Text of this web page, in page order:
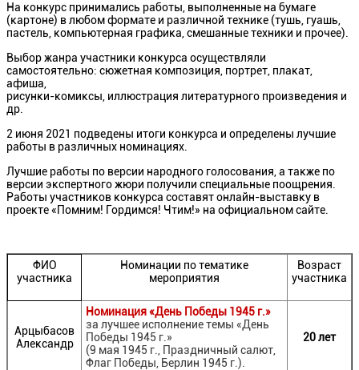
На конкурс принимались работы, выполненные на бумаге
(картоне) в любом формате и различной технике (тушь, гуашь,
пастель, компьютерная графика, смешанные техники и прочее).
Выбор жанра участники конкурса осуществляли
самостоятельно: сюжетная композиция, портрет, плакат,
афиша,
рисунки-комиксы, иллюстрация литературного произведения и
др.
2 июня 2021 подведены итоги конкурса и определены лучшие
работы в различных номинациях.
Лучшие работы по версии народного голосования, а также по
версии экспертного жюри получили специальные поощрения.
Работы участников конкурса составят онлайн-выставку в
проекте «Помним! Гордимся! Чтим!» на официальном сайте.
ФИО
участника
Номинации по тематике
мероприятия
Возраст
участника
Арцыбасов
Александр
Номинация «День Победы 1945 г.»
за лучшее исполнение темы «День
Победы 1945 г.»
(9 мая 1945 г., Праздничный салют,
Флаг Победы, Берлин 1945 г.).
20 лет